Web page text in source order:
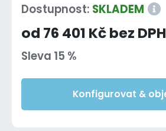
Dostupnost: SKLADEM
od 76 401 Kč bez DPH
Sleva 15 %
Konfigurovat &